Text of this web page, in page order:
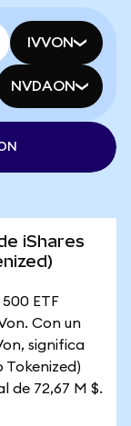
IVVON
NVDAON
iShares
ETF
Con un
significa
Tokenized)
de 72,67 M $.